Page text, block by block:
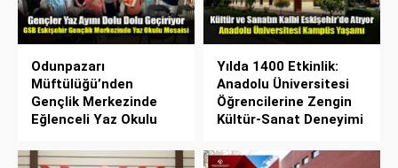
Odunpazarı
Müftülüğü’nden
Gençlik Merkezinde
Eğlenceli Yaz Okulu
Yılda 1400 Etkinlik:
Anadolu Üniversitesi
Öğrencilerine Zengin
Kültür-Sanat Deneyimi